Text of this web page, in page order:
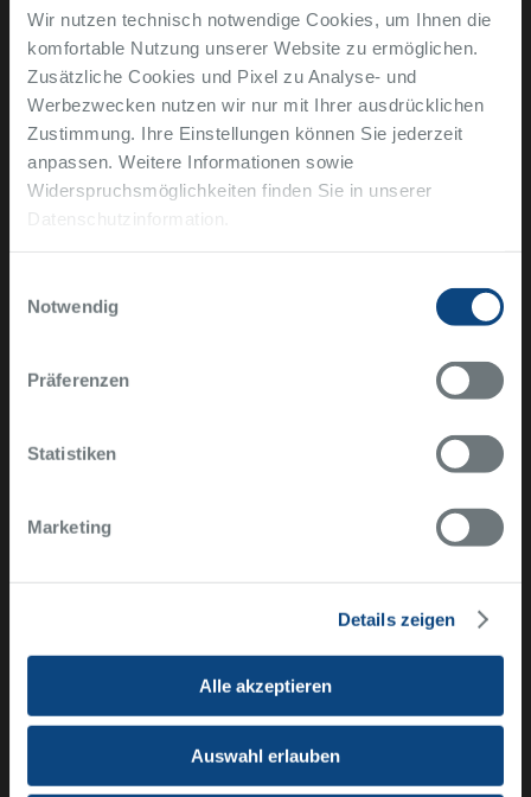
Wir nutzen technisch notwendige Cookies, um Ihnen die
komfortable Nutzung unserer Website zu ermöglichen.
Zusätzliche Cookies und Pixel zu Analyse- und
Werbezwecken nutzen wir nur mit Ihrer ausdrücklichen
Zustimmung. Ihre Einstellungen können Sie jederzeit
anpassen. Weitere Informationen sowie
Widerspruchsmöglichkeiten finden Sie in unserer
Datenschutzinformation.
Notwendig
Präferenzen
Statistiken
Marketing
Details zeigen
Alle akzeptieren
Auswahl erlauben
starken Team ist
Medizin für jeden
Chefarzt Prof. Dr. med.
Schmerztherapie